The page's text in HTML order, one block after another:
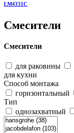
LM4331C
Смесители
Смесители
для раковины
для кухни
Способ монтажа
горизонтальный
Тип
однозахватный